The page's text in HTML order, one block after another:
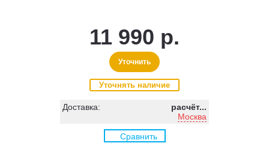
11 990 р.
Уточнить
Уточнять наличие
Доставка:
расчёт...
Москва
Сравнить